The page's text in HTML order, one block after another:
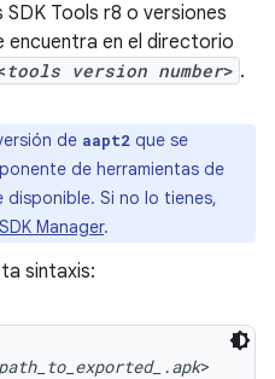
Tools r8 o versiones
encuentra en el directorio
tools version number> .
de aapt2 que se
de herramientas de
disponible. Si no lo tienes,
Manager.
sintaxis:
path_to_exported_.apk>